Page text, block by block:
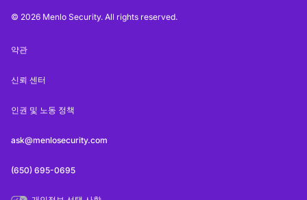
© 2026 Menlo Security. All rights reserved.
약관
신뢰 센터
인권 및 노동 정책
ask@menlosecurity.com
(650) 695-0695